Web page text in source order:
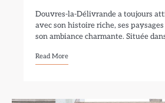
Douvres-la-Délivrande a toujours
avec son histoire riche, ses
son ambiance charmante. Située
Read More